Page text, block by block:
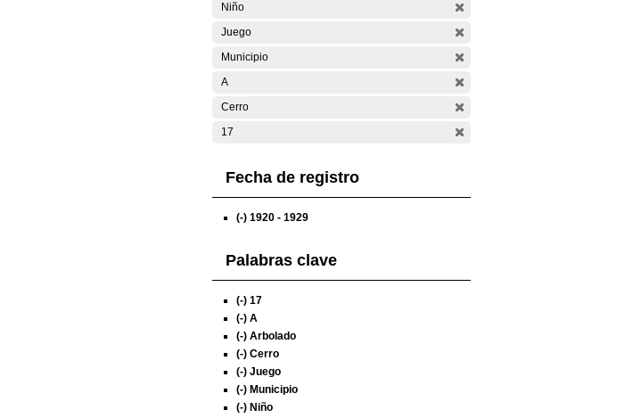
Niño
Juego
Municipio
A
Cerro
17
Fecha de registro
(-) 1920 - 1929
Palabras clave
(-) 17
(-) A
(-) Arbolado
(-) Cerro
(-) Juego
(-) Municipio
(-) Niño